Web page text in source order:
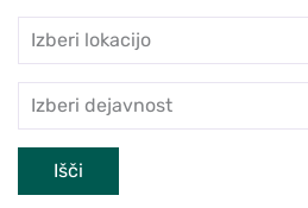
Enota
Dejavnost
Išči